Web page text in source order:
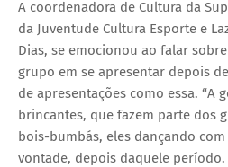
A coordenadora de Cultura da
da Juventude Cultura Esporte e
Dias, se emocionou ao falar
grupo em se apresentar depois
de apresentações como essa. “A
brincantes, que fazem parte dos
bois-bumbás, eles dançando
vontade, depois daquele